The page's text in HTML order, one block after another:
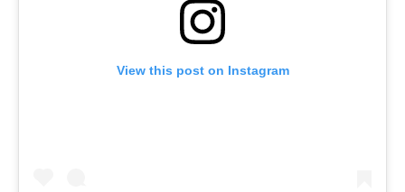
View this post on Instagram